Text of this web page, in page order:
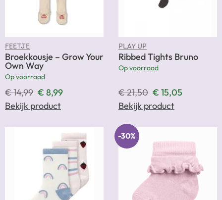
FEETJE
Broekkousje – Grow Your
Own Way
Op voorraad
€14,99 € 8,99
Bekijk product
PLAY UP
Ribbed Tights Bruno
Op voorraad
€21,50 € 15,05
Bekijk product
-30%